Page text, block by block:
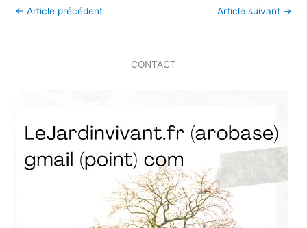
← Article précédent Article suivant →
CONTACT